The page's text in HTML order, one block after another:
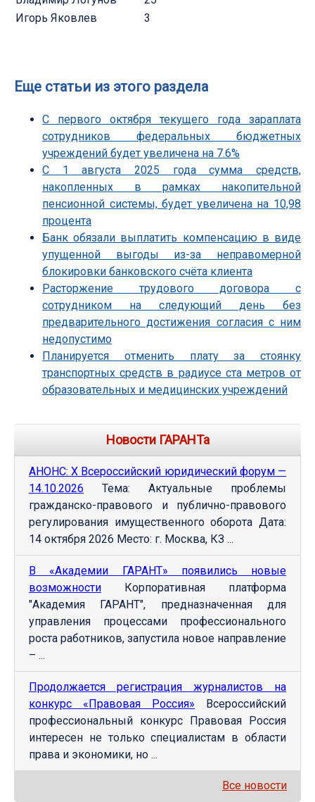
Игорь Яковлев
3
Еще статьи из этого раздела
С первого октября текущего года зараплата
сотрудников федеральных бюджетных
учреждений будет увеличена на 7.6%
С 1 августа 2025 года сумма средств,
накопленных в рамках накопительной
пенсионной системы, будет увеличена на 10,98
процента
Банк обязали выплатить компенсацию в виде
упущенной выгоды из-за неправомерной
блокировки банковского счёта клиента
Расторжение трудового договора с
сотрудником на следующий день без
предварительного достижения согласия с ним
недопустимо
Планируется отменить плату за стоянку
транспортных средств в радиусе ста метров от
образовательных и медицинских учреждений
Новости ГАРАНТа
АНОНС: Х Всероссийский юридический форум —
14.10.2026 Тема: Актуальные проблемы
гражданско-правового и публично-правового
регулирования имущественного оборота Дата:
14 октября 2026 Место: г. Москва, КЗ ...
В «Академии ГАРАНТ» появились новые
возможности Корпоративная платформа
"Академия ГАРАНТ", предназначенная для
управления процессами профессионального
роста работников, запустила новое направление
– ...
Продолжается регистрация журналистов на
конкурс «Правовая Россия» Всероссийский
профессиональный конкурс Правовая Россия
интересен не только специалистам в области
права и экономики, но ...
Все новости